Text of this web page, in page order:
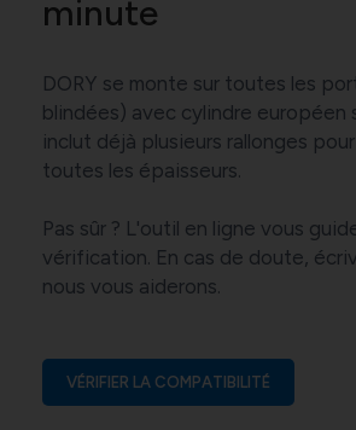
minute
DORY se monte sur toutes les
blindées) avec cylindre européen
inclut déjà plusieurs rallonges
toutes les épaisseurs.
Pas sûr ? L'outil en ligne vous
vérification. En cas de doute,
nous vous aiderons.
VÉRIFIER LA COMPATIBILITÉ